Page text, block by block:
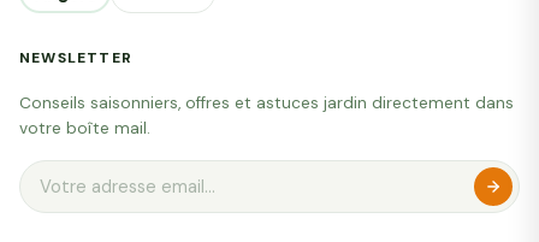
NEWSLETTER
Conseils saisonniers, offres et astuces jardin directement dans
votre boîte mail.